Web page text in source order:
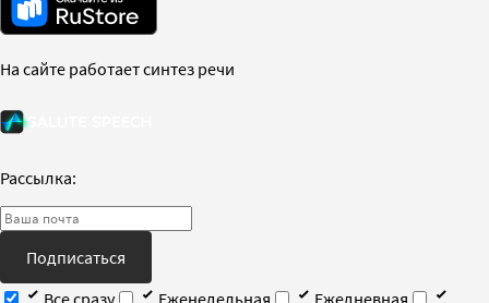
На сайте работает синтез речи
Рассылка:
Подписаться
Все сразу
Еженедельная
Ежедневная